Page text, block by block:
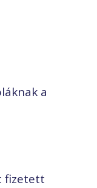
a
fizetett